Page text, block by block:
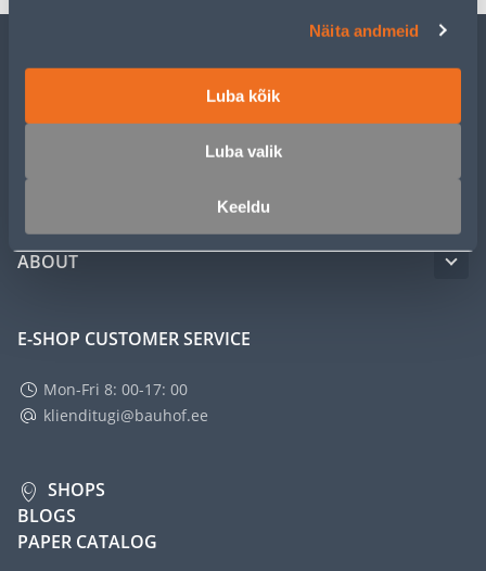
Näita andmeid
Luba kõik
Luba valik
Keeldu
ABOUT
E-SHOP CUSTOMER SERVICE
Mon-Fri 8: 00-17: 00
klienditugi@bauhof.ee
SHOPS
BLOGS
PAPER CATALOG